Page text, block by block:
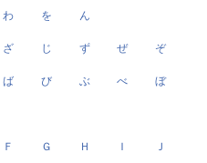
わ を ん
ざ じ ず ぜ ぞ
ば び ぶ べ ぼ
Ｆ Ｇ Ｈ Ｉ Ｊ